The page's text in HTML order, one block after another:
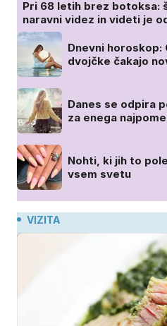
Pri 68 letih brez botoksa:
naravni videz in videti je
Dnevni horoskop:
dvojčke čakajo
Danes se odpira
za enega
Nohti, ki jih to
vsem svetu
VIZITA